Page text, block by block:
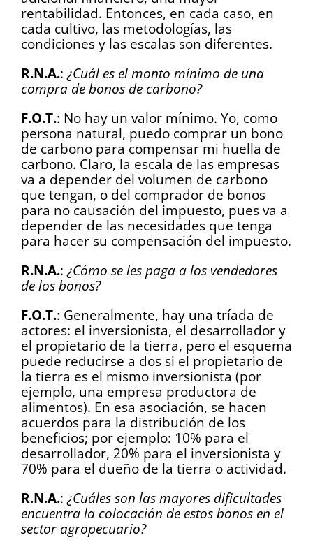
rentabilidad. Entonces, en cada caso, en
cada cultivo, las metodologías, las
condiciones y las escalas son diferentes.
R.N.A.: ¿Cuál es el monto mínimo de una
compra de bonos de carbono?
F.O.T.: No hay un valor mínimo. Yo, como
persona natural, puedo comprar un bono
de carbono para compensar mi huella de
carbono. Claro, la escala de las empresas
va a depender del volumen de carbono
que tengan, o del comprador de bonos
para no causación del impuesto, pues va a
depender de las necesidades que tenga
para hacer su compensación del impuesto.
R.N.A.: ¿Cómo se les paga a los vendedores
de los bonos?
F.O.T.: Generalmente, hay una tríada de
actores: el inversionista, el desarrollador y
el propietario de la tierra, pero el esquema
puede reducirse a dos si el propietario de
la tierra es el mismo inversionista (por
ejemplo, una empresa productora de
alimentos). En esa asociación, se hacen
acuerdos para la distribución de los
beneficios; por ejemplo: 10% para el
desarrollador, 20% para el inversionista y
70% para el dueño de la tierra o actividad.
R.N.A.: ¿Cuáles son las mayores dificultades
encuentra la colocación de estos bonos en el
sector agropecuario?